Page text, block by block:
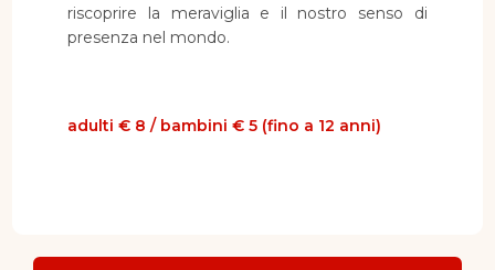
riscoprire la meraviglia e il nostro senso di
presenza nel mondo.
adulti € 8 / bambini € 5 (fino a 12 anni)